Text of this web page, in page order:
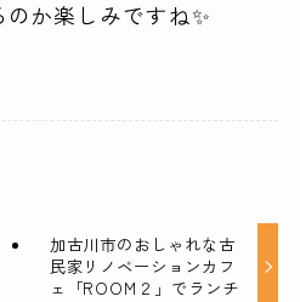
か楽しみですね✨
加古川市のおしゃれな古
民家リノベーションカフ
ェ「ROOM２」でランチ